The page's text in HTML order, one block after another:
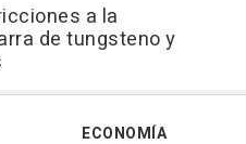
a la
de tungsteno y
ECONOMÍA